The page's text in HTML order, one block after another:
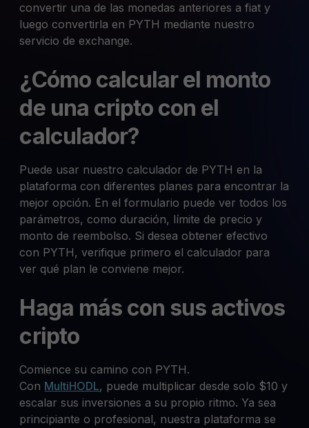
convertir una de las monedas anteriores a fiat y
luego convertirla en PYTH mediante nuestro
servicio de exchange.
¿Cómo calcular el monto
de una cripto con el
calculador?
Puede usar nuestro calculador de PYTH en la
plataforma con diferentes planes para encontrar la
mejor opción. En el formulario puede ver todos los
parámetros, como duración, límite de precio y
monto de reembolso. Si desea obtener efectivo
con PYTH, verifique primero el calculador para
ver qué plan le conviene mejor.
Haga más con sus activos
cripto
Comience su camino con PYTH.
Con MultiHODL, puede multiplicar desde solo $10 y
escalar sus inversiones a su propio ritmo. Ya sea
principiante o profesional, nuestra plataforma se